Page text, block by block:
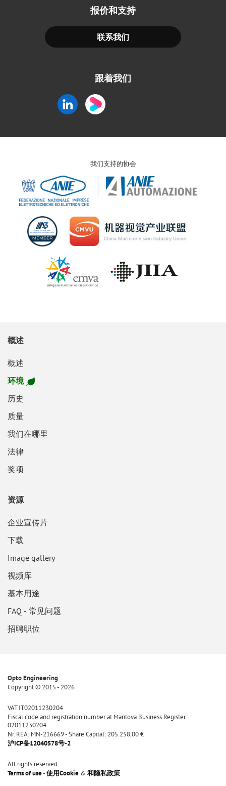
报价和支持
联系我们
跟着我们
我们支持的协会
概述
概述
环境
历史
质量
我们在哪里
法律
奖项
资源
企业宣传片
下载
Image gallery
视频库
基本用途
FAQ - 常见问题
招聘职位
Opto Engineering
Copyright © 2015 - 2026
VAT IT02011230204
Fiscal code and registration number at Mantova Business Register
02011230204
Nr. REA: MN-216669 - Share Capital: 205.258,00 €
沪ICP备12040578号-2
All rights reserved
Terms of use-使用Cookie & 和隐私政策